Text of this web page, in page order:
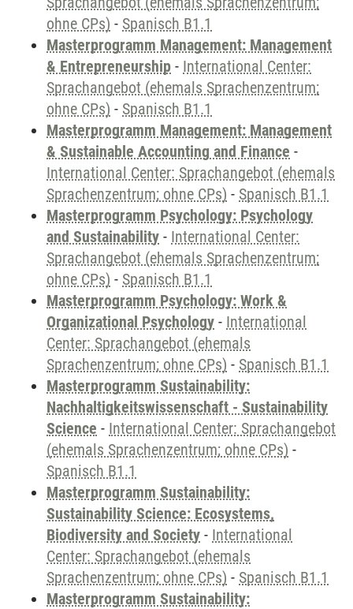
ohne CPs) - Spanisch B1.1
Masterprogramm Management: Management
& Entrepreneurship - International Center:
Sprachangebot (ehemals Sprachenzentrum;
ohne CPs) - Spanisch B1.1
Masterprogramm Management: Management
& Sustainable Accounting and Finance -
International Center: Sprachangebot (ehemals
Sprachenzentrum; ohne CPs) - Spanisch B1.1
Masterprogramm Psychology: Psychology
and Sustainability - International Center:
Sprachangebot (ehemals Sprachenzentrum;
ohne CPs) - Spanisch B1.1
Masterprogramm Psychology: Work &
Organizational Psychology - International
Center: Sprachangebot (ehemals
Sprachenzentrum; ohne CPs) - Spanisch B1.1
Masterprogramm Sustainability:
Nachhaltigkeitswissenschaft - Sustainability
Science - International Center: Sprachangebot
(ehemals Sprachenzentrum; ohne CPs) -
Spanisch B1.1
Masterprogramm Sustainability:
Sustainability Science: Ecosystems,
Biodiversity and Society - International
Center: Sprachangebot (ehemals
Sprachenzentrum; ohne CPs) - Spanisch B1.1
Masterprogramm Sustainability: